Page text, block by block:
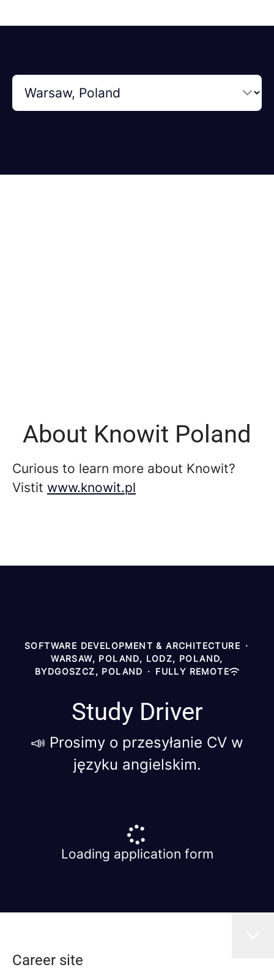
About Knowit Poland
Curious to learn more about Knowit?
Vistit www.knowit.pl
SOFTWARE DEVELOPMENT & ARCHITECTURE ·
WARSAW, POLAND, LODZ, POLAND,
BYDGOSZCZ, POLAND · FULLY REMOTE
Study Driver
📣 Prosimy o przesyłanie CV w
języku angielskim.
Loading application form
Career site